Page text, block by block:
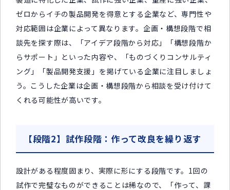
ゼロからイチの製品開発を得意とする企業など、専門性や
対応範囲は企業によって異なります。企画・構想段階で相
談先を探す際は、「アイデア段階から対応」「構想段階か
らサポート」といった内容や、「ものづくりコンサルティ
ング」「製品開発支援」を掲げている企業に注目しましょ
う。こうした企業は企画・構想段階から相談を受け付けて
くれる可能性が高いです。
【段階2】試作段階：作って改良を繰り返す
設計がある程度固まり、実際に形にする段階です。1回の
試作で完璧なものができることは稀なので、「作って、課